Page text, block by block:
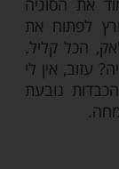
זה
את הגוף
והגרון
שהמכונה